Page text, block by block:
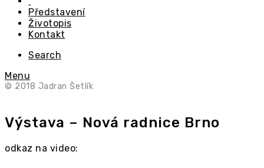
Představení
Životopis
Kontakt
Search
Menu
© 2018 Jadran Šetlík
Výstava – Nová radnice Brno
odkaz na video: